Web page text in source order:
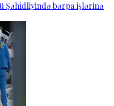
Şəhidliyində bərpa işlərinə